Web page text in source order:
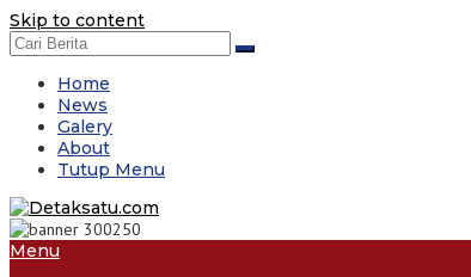
Skip to content
Home
News
Galery
About
Tutup Menu
Menu